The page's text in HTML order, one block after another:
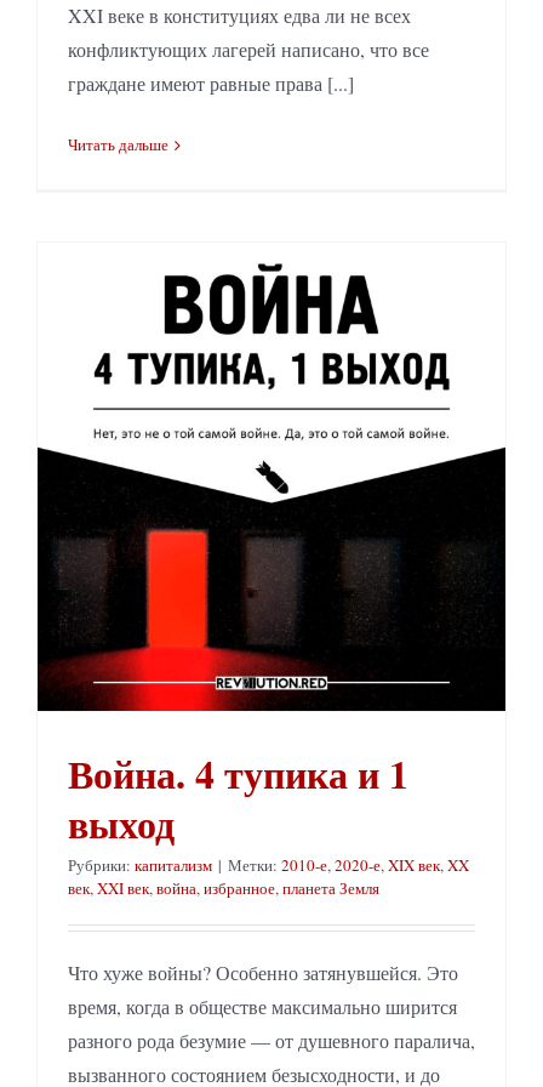
XXI веке в конституциях едва ли не всех
конфликтующих лагерей написано, что все
граждане имеют равные права [...]
Читать дальше
Война. 4 тупика и 1
выход
Рубрики: капитализм | Метки: 2010-е,2020-е,XIX век,XX
век,XXI век,война,избранное,планета Земля
Что хуже войны? Особенно затянувшейся. Это
время, когда в обществе максимально ширится
разного рода безумие — от душевного паралича,
вызванного состоянием безысходности, и до